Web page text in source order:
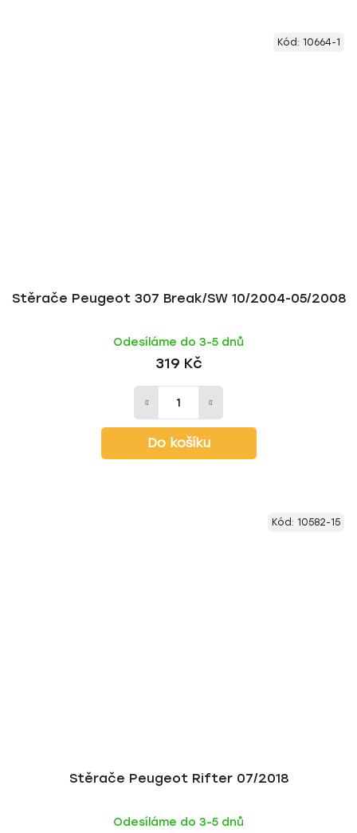
Stěrače Peugeot 307 Break/SW 10/2004-05/2008
Odesíláme do 3-5 dnů
319 Kč
Do košíku
Kód: 10664-1
Stěrače Peugeot Rifter 07/2018
Odesíláme do 3-5 dnů
Kód: 10582-15